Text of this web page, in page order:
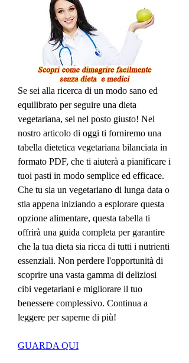
Se sei alla ricerca di un modo sano ed
equilibrato per seguire una dieta
vegetariana, sei nel posto giusto! Nel
nostro articolo di oggi ti forniremo una
tabella dietetica vegetariana bilanciata in
formato PDF, che ti aiuterà a pianificare i
tuoi pasti in modo semplice ed efficace.
Che tu sia un vegetariano di lunga data o
stia appena iniziando a esplorare questa
opzione alimentare, questa tabella ti
offrirà una guida completa per garantire
che la tua dieta sia ricca di tutti i nutrienti
essenziali. Non perdere l'opportunità di
scoprire una vasta gamma di deliziosi
cibi vegetariani e migliorare il tuo
benessere complessivo. Continua a
leggere per saperne di più!
GUARDA QUI